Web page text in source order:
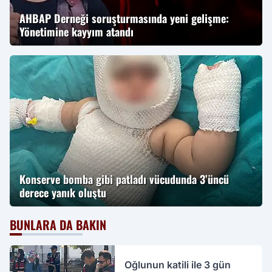
AHBAP Derneği soruşturmasında yeni gelişme:
Yönetimine kayyım atandı
Konserve bomba gibi patladı vücudunda 3’üncü
derece yanık oluştu
BUNLARA DA BAKIN
Oğlunun katili ile 3 gün